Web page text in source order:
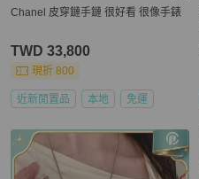
Chanel 皮穿鏈手鏈 很好看 很像手錶
TWD 33,800
現折 800
近新閒置品 本地 免運